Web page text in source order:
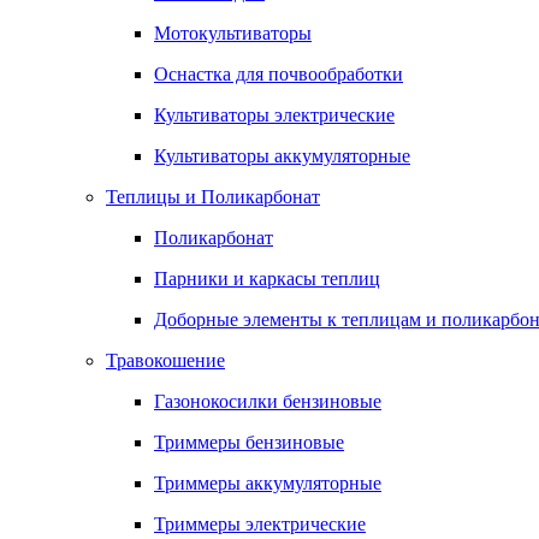
Мотокультиваторы
Оснастка для почвообработки
Культиваторы электрические
Культиваторы аккумуляторные
Теплицы и Поликарбонат
Поликарбонат
Парники и каркасы теплиц
Доборные элементы к теплицам и
Травокошение
Газонокосилки бензиновые
Триммеры бензиновые
Триммеры аккумуляторные
Триммеры электрические